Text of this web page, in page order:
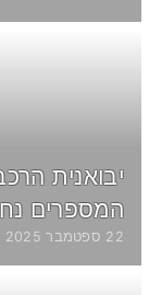
יבואנית
המספרים
22 ספטמבר 2025